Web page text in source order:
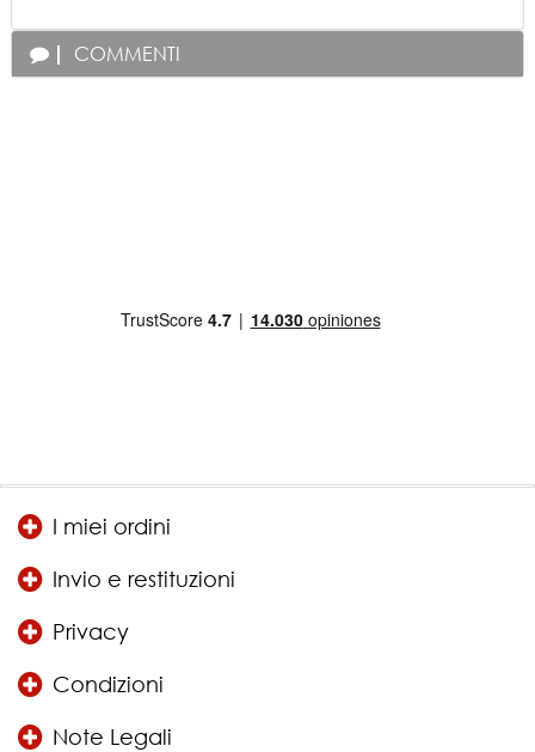
COMMENTI
I miei ordini
Invio e restituzioni
Privacy
Condizioni
Note Legali